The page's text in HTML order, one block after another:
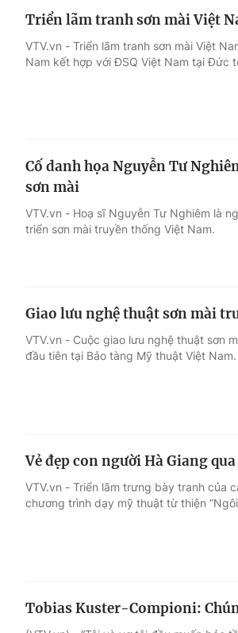
Triển lãm tranh sơn mài Việt
VTV.vn - Triển lãm tranh sơn mài Việt
Nam kết hợp với ĐSQ Việt Nam tại Đức
Cố danh họa Nguyễn Tư
sơn mài
VTV.vn - Hoạ sĩ Nguyễn Tư Nghiêm là
triển sơn mài truyền thống Việt Nam.
Giao lưu nghệ thuật sơn mài
VTV.vn - Cuộc giao lưu nghệ thuật sơn
đầu tiên tại Bảo tàng Mỹ thuật Việt Nam.
Vẻ đẹp con người Hà Giang
VTV.vn - Triển lãm trưng bày tranh của
chương trình dạy mỹ thuật từ thiện
Tobias Kuster-Compioni: